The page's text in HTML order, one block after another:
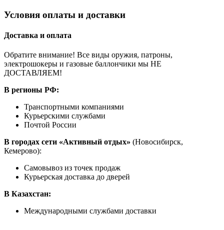
Условия оплаты и доставки
Доставка и оплата
Обратите внимание! Все виды оружия, патроны,
электрошокеры и газовые баллончики мы НЕ
ДОСТАВЛЯЕМ!
В регионы РФ:
Транспортными компаниями
Курьерскими службами
Почтой России
В городах сети «Активный отдых» (Новосибирск,
Кемерово):
Самовывоз из точек продаж
Курьерская доставка до дверей
В Казахстан:
Международными службами доставки